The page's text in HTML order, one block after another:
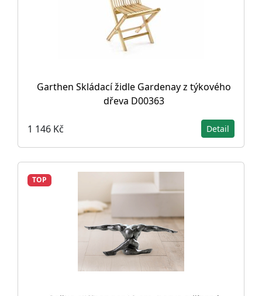
Garthen Skládací židle Gardenay z týkového
dřeva D00363
1 146 Kč Detail
TOP